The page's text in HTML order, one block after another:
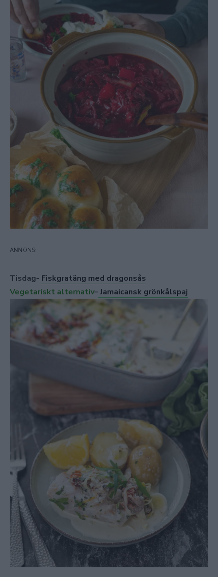
Tisdag- Fiskgratäng med dragonsås
Vegetariskt alternativ–Jamaicansk grönkålspaj